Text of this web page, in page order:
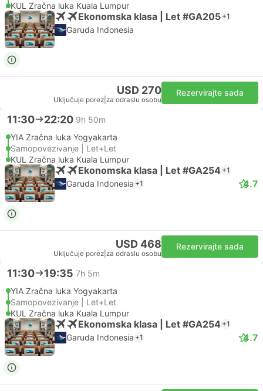
KUL Zračna luka Kuala Lumpur
Ekonomska klasa | Let #GA205 +1
Garuda Indonesia
USD 270
Uključuje porez za odraslu osobu
Rezervirajte sada
11:30 22:20 9h 50m
YIA Zračna luka Yogyakarta
Samopovezivanje | Let+Let
KUL Zračna luka Kuala Lumpur
Ekonomska klasa | Let #GA254 +1
Garuda Indonesia +1 4.7
USD 468
Uključuje porez za odraslu osobu
Rezervirajte sada
11:30 19:35 7h 5m
YIA Zračna luka Yogyakarta
Samopovezivanje | Let+Let
KUL Zračna luka Kuala Lumpur
Ekonomska klasa | Let #GA254 +1
Garuda Indonesia +1 4.7